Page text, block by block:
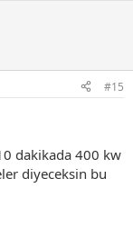
#15
dakikada 400 kw
diyeceksin bu